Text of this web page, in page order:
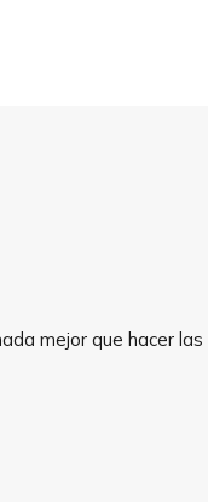
mejor que hacer